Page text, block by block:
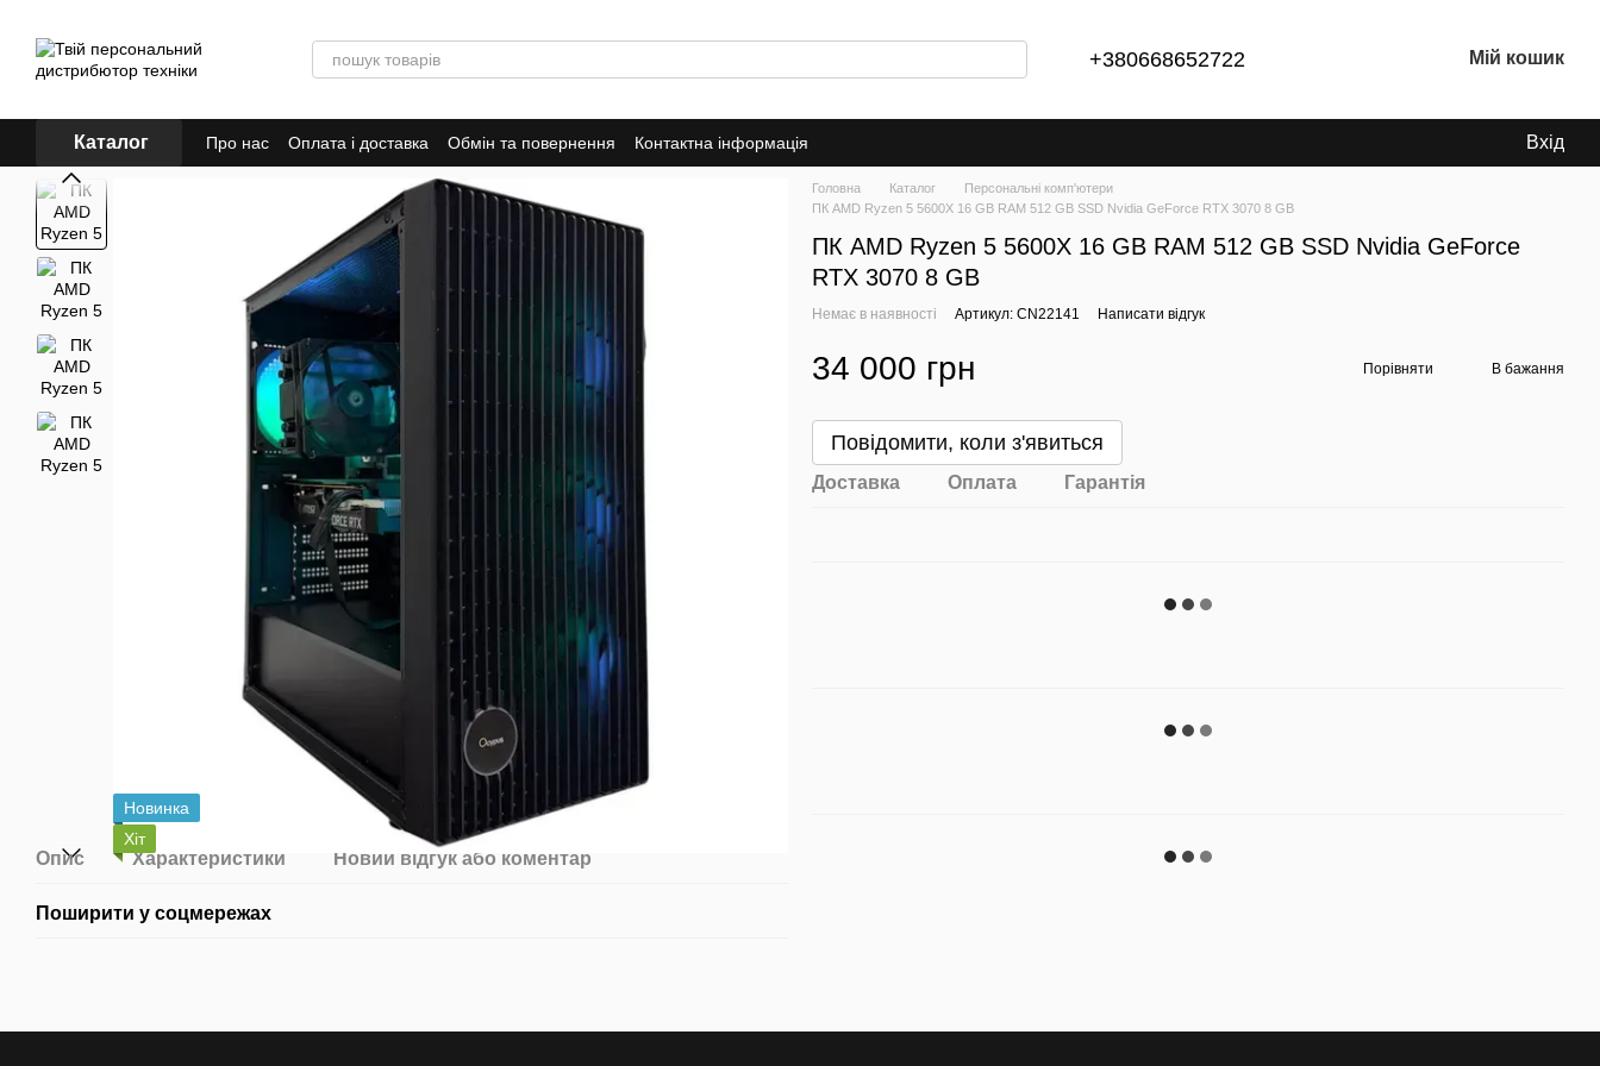
+380668652722 Мій кошик
Каталог Про нас Оплата і доставка Обмін та повернення Контактна інформація Вхід
Новинка
Хіт
Опис Характеристики Новий відгук або коментар
Поширити у соцмережах
Головна Каталог
Персональні комп'ютери
ПК AMD Ryzen 5 5600X 16 GB RAM 512 GB SSD Nvidia GeForce RTX 3070 8 GB
ПК AMD Ryzen 5 5600X 16 GB RAM 512 GB SSD Nvidia GeForce
RTX 3070 8 GB
Немає в наявності Артикул: CN22141 Написати відгук
34 000 грн Порівняти В бажання
Повідомити, коли з'явиться
Доставка Оплата Гарантія